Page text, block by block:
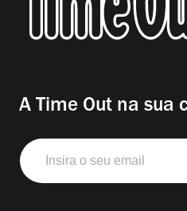
A Time Out na sua
Insira
o
seu